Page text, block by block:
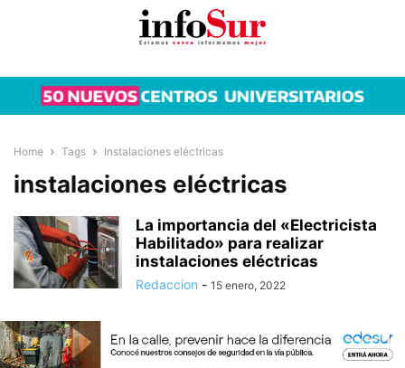
Home Tags Instalaciones eléctricas
instalaciones eléctricas
La importancia del «Electricista
Habilitado» para realizar
instalaciones eléctricas
Redaccion - 15 enero, 2022